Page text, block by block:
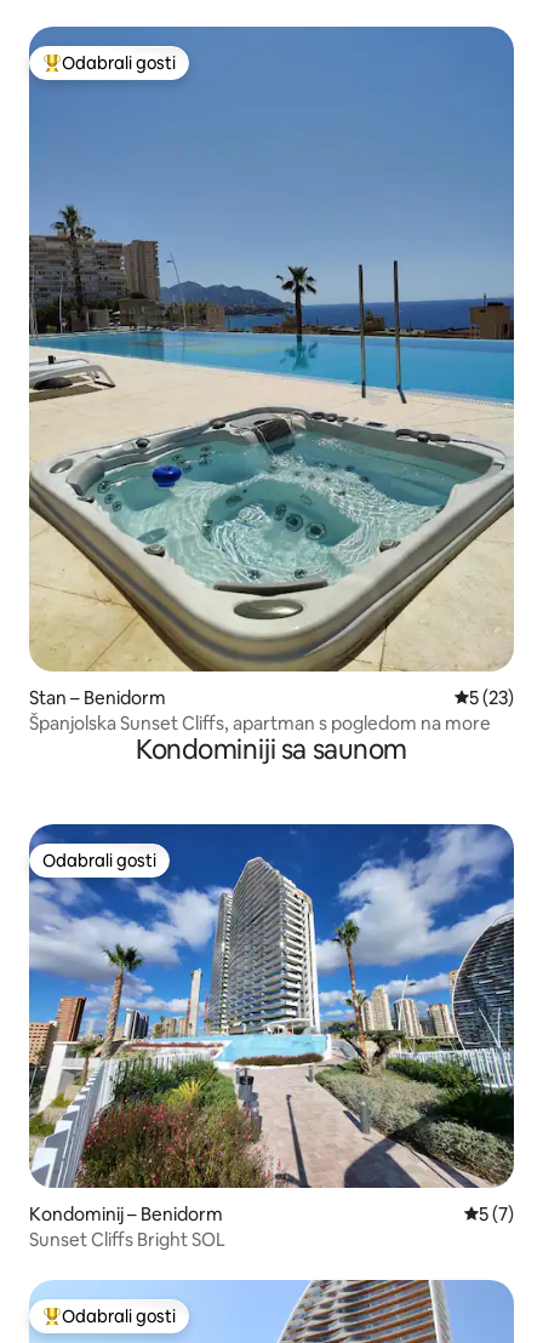
Među najviše rangiranima s oznakom „Odabrali gosti”
Odabrali gosti
Stan – Benidorm Prosječna
5 (23)
Španjolska Sunset Cliffs, apartman s pogledom na more
Kondominiji sa saunom
Odabrali gosti
Odabrali gosti
Kondominij – Benidorm
5 (7)
Sunset Cliffs Bright SOL
Među najviše rangiranima s oznakom „Odabrali gosti”
Odabrali gosti